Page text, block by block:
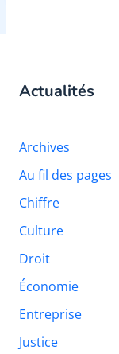
Actualités
Archives
Au fil des pages
Chiffre
Culture
Droit
Économie
Entreprise
Justice